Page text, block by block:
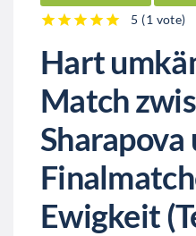
5 (1 vote)
Hart
Match
Sharapova
Ewigkeit